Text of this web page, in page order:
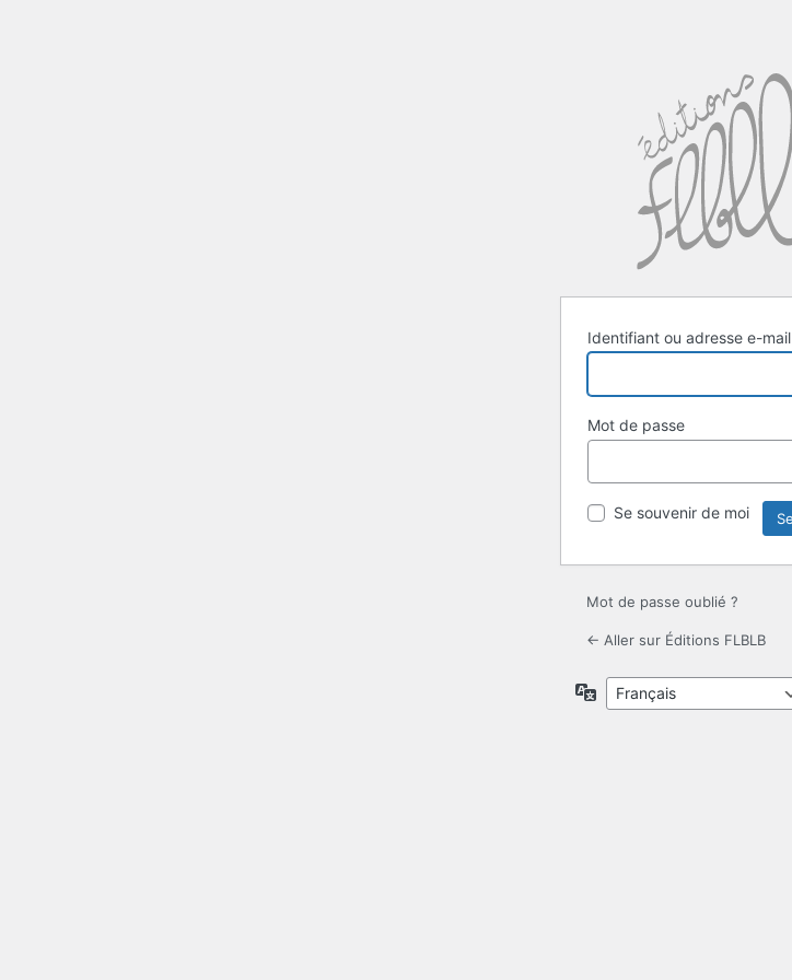
Identifiant ou adresse e-mail
Mot de passe
Se souvenir de moi
Mot de passe oublié ?
← Aller sur Éditions FLBLB
Langue